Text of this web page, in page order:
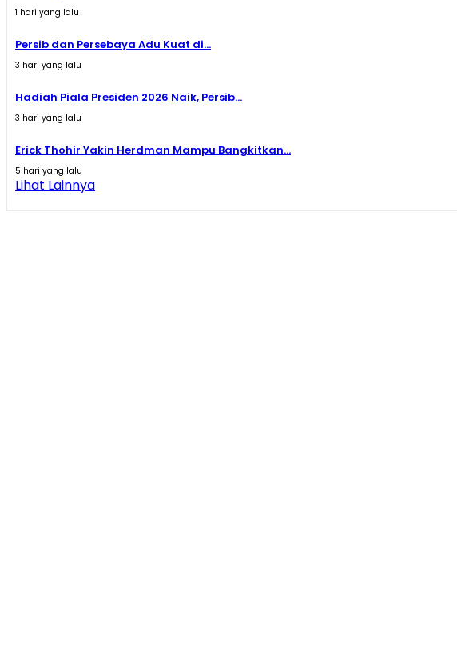
1 hari yang lalu
Persib dan Persebaya Adu Kuat di...
3 hari yang lalu
Hadiah Piala Presiden 2026 Naik, Persib...
3 hari yang lalu
Erick Thohir Yakin Herdman Mampu Bangkitkan...
5 hari yang lalu
Lihat Lainnya